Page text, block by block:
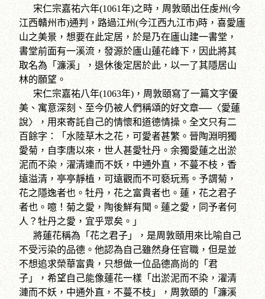
宋仁宗嘉祐六年(1061年)之時，周敦頤出任虔州(今
江西贛州市)通判，路過江州(今江西九江市)時，喜愛廬
山之美景，想要在此定居，於是乃在廬山建一書堂，
書堂前面有一溪流，發源於廬山蓮花峰下，因此將其
取名為「濂溪」，退休後定居於此，以一了其隱居山
林的願望。
宋仁宗嘉祐八年(1063年)，周敦頤寫了一篇文字優
美、寓意深刻、至今仍被人們稱頌的好文章──〈愛蓮
說〉，用來寄託自己的情懷和道德情操。全文只有二
百餘字：「水陸草木之花，可愛者甚繁。晉陶淵明獨
愛菊，自李唐以來，世人甚愛牡丹。余獨愛蓮之出淤
泥而不染，濯清連而不妖，中通外直，不蔓不枝，香
遠溢清，亭亭靜植，可遠觀而不可褻玩焉。予謂菊，
花之隱逸者也。牡丹，花之富貴者也。蓮，花之君子
者也。噫！菊之愛，陶後鮮有聞。蓮之愛，同予者何
人？牡丹之愛，宜乎眾矣。」
將蓮花稱為「花之君子」，是周敦頤用來比喻自己
不受污染的品德。他認為自己雖然身任官職，但是並
不想追求榮華富貴，只想做一位品德高尚的「君
子」，希望自己能像蓮花一樣「出淤泥而不染，濯清
漣而不妖，中通外直，不蔓不枝」，周敦頤的「濂溪